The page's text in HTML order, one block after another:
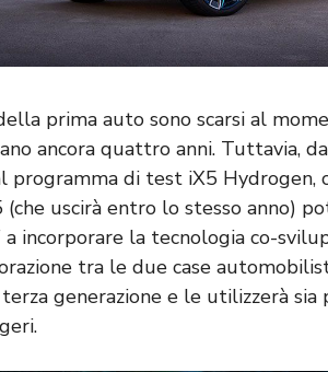
prima auto sono scarsi al
ancora quattro anni. Tuttavia,
programma di test iX5 Hydrogen,
(che uscirà entro lo stesso anno)
incorporare la tecnologia co-
tra le due case
generazione e le utilizzerà sia